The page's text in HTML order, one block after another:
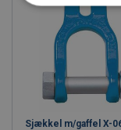
Sjækkel m/gaffel X-